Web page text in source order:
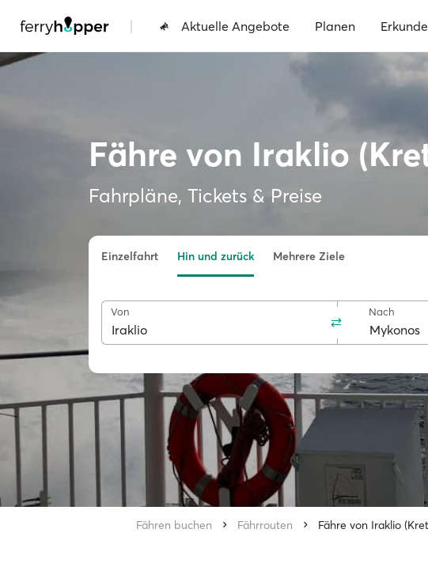
| Aktuelle Angebote Planen
Fähre von Iraklio
Fahrpläne, Tickets & Preise
Einzelfahrt Hin und zurück Mehrere Ziele
Von Nach
Fähren buchen Fährrouten Fähre von Iraklio